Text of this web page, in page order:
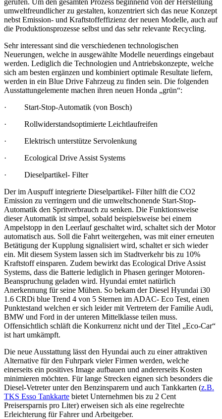
umweltfreundlicher zu gestalten, konzentriert sich das neue Konzept
nebst Emission- und Kraftstoffeffizienz der neuen Modelle, auch auf
die Produktionsprozesse selbst und das sehr relevante Recycling.
Sehr interessant sind die verschiedenen technologischen
Neuerungen, welche in ausgewählte Modelle neuerdings eingebaut
werden. Lediglich die Technologien und Antriebskonzepte, welche
sich am besten ergänzen und kombiniert optimale Resultate liefern,
werden in ein Blue Drive Fahrzeug zu finden sein. Die folgenden
Ausstattungelemente machen ihren neuen Honda „grün“:
· Start-Stop-Automatik (von Bosch)
· Rollwiderstandsoptimierte Leichtlaufreifen
· Elektrisch unterstütze Servolenkung
· Ecological Drive Assist Systems
· Dieselpartikel- Filter
Der im Auspuff integrierte Dieselpartikel- Filter hilft die CO2
Emission zu verringern und die umweltschonende Start-Stop-
Automatik den Spritverbrauch zu senken. Die Funktionsweise
dieser Automatik ist simpel, sobald beispielsweise bei einem
Ampelstopp in den Leerlauf geschaltet wird, schaltet sich der Motor
automatisch aus. Soll die Fahrt weitergehen, was mit einer erneuten
Betätigung der Kupplung signalisiert wird, schaltet er sich wieder
ein. Mit diesem System lassen sich im Stadtverkehr bis zu 10%
Kraftstoff einsparen. Zudem bewirkt das Ecological Drive Assist
Systems, dass die Batterie lediglich in Phasen geringer Motoren-
Beanspruchung geladen wird. Hyundai erntet natürlich
Anerkennung für seine Mühen. So bekam der Diesel Hyundai i30
1.6 CRDi blue Trend 4 von 5 Sternen im ADAC- Eco Test, einen
Punktestand welchen er sich leider mit Vertretern der Familie Audi,
BMW und Ford in der unteren Mittelklasse teilen muss.
Offensichtlich schläft die Konkurrenz nicht und der Titel „Eco-Car“
ist hart umkämpft.
Die neue Ausstattung lässt den Hyundai auch zu einer attraktiven
Alternative für den Fuhrpark vieler Firmen werden, welche
einerseits ein positives Image aufbauen und andererseits Kosten
minimieren möchten. Für lange Strecken eignen sich besonders die
Diesel-Vetreter unter den Benzinsparern und auch Tankkarten (z.B.
TKS Esso Tankkarte bietet Unternehmen bis zu 2 Cent
Preisersparnis pro Liter) erweisen sich als eine regelrechte
Erleichterung für Fahrer und Arbeitgeber.